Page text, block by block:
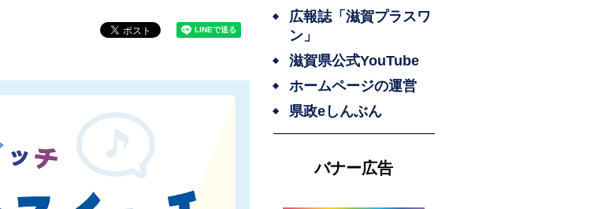
広報誌「滋賀プラスワ
ン」
滋賀県公式YouTube
ホームページの運営
県政eしんぶん
バナー広告